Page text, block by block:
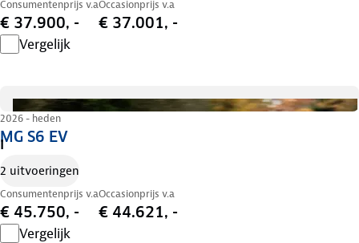
Consumentenprijs v.a
€ 37.900, -
Occasionprijs v.a
€ 37.001, -
Vergelijk
MG S6 EV
2026 - heden
I
2 uitvoeringen
Consumentenprijs v.a
€ 45.750, -
Occasionprijs v.a
€ 44.621, -
Vergelijk